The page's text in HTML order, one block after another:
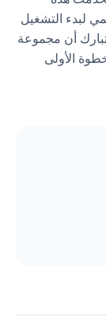
لبدء التشغيل
أن مجموعة
الأولى